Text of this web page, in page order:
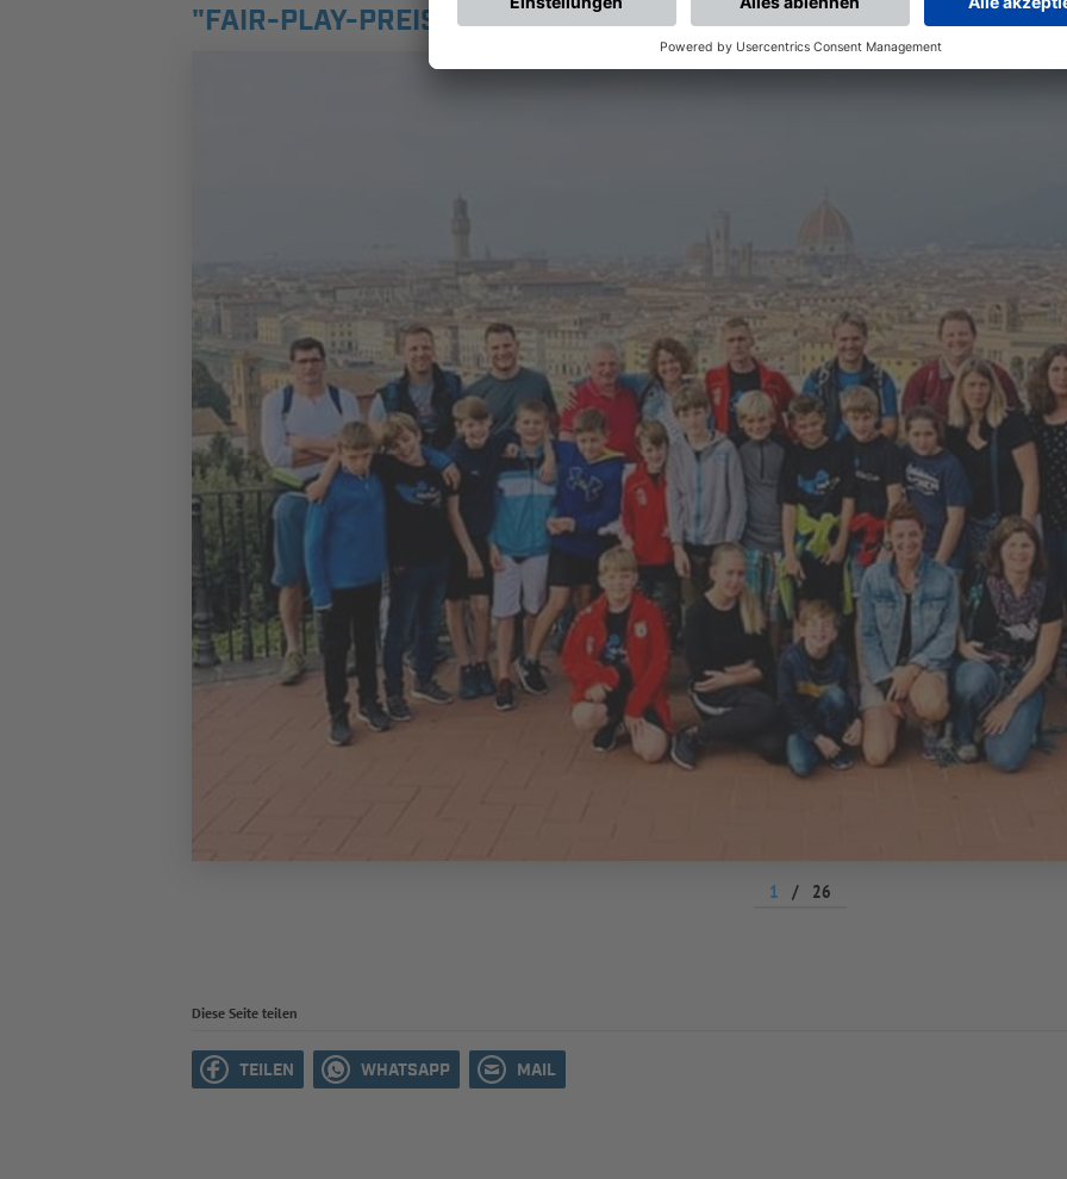
"FAIR-PLAY-PREIS" - SV WILDSTEIG (U13) - REISE NACH
1 / 26
Diese Seite teilen
TEILEN WHATSAPP MAIL